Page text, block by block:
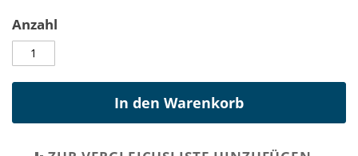
Anzahl
In den Warenkorb